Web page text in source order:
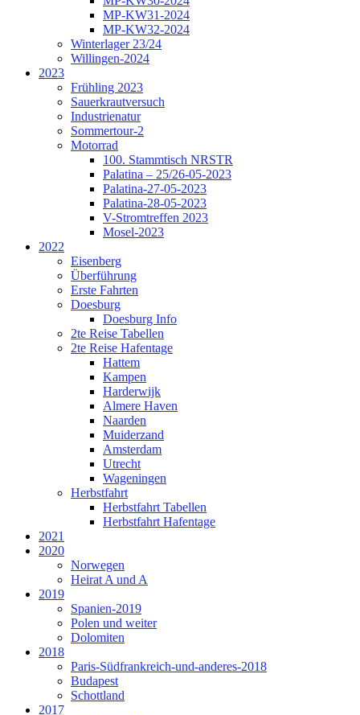
MP-KW31-2024
MP-KW32-2024
Winterlager 23/24
Willingen-2024
2023
Frühling 2023
Sauerkrautversuch
Industrienatur
Sommertour-2
Motorrad
100. Stammtisch NRSTR
Palatina – 25/26-05-2023
Palatina-27-05-2023
Palatina-28-05-2023
V-Stromtreffen 2023
Mosel-2023
2022
Eisenberg
Überführung
Erste Fahrten
Doesburg
Doesburg Info
2te Reise Tabellen
2te Reise Hafentage
Hattem
Kampen
Harderwijk
Almere Haven
Naarden
Muiderzand
Amsterdam
Utrecht
Wageningen
Herbstfahrt
Herbstfahrt Tabellen
Herbstfahrt Hafentage
2021
2020
Norwegen
Heirat A und A
2019
Spanien-2019
Polen und weiter
Dolomiten
2018
Paris-Südfrankreich-und-anderes-2018
Budapest
Schottland
2017